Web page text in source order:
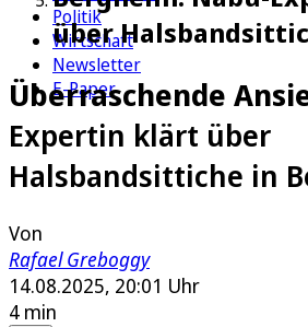
Politik
Wirtschaft
Newsletter
E-Paper
über
Überraschende
Expertin klärt über
Halsbandsittiche in
Von
Rafael Greboggy
14.08.2025, 20:01 Uhr
4 min